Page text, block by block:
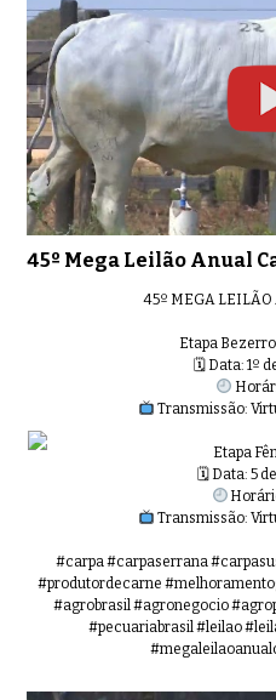
45º MEGA LEILÃO
Etapa
🗓 Data: 1º
Transmissão:
Etapa
🗓 Data: 5
Transmissão:
#carpa #carpaserrana
#produtordecarne
#agrobrasil #agronegocio
#pecuariabrasil #leilao